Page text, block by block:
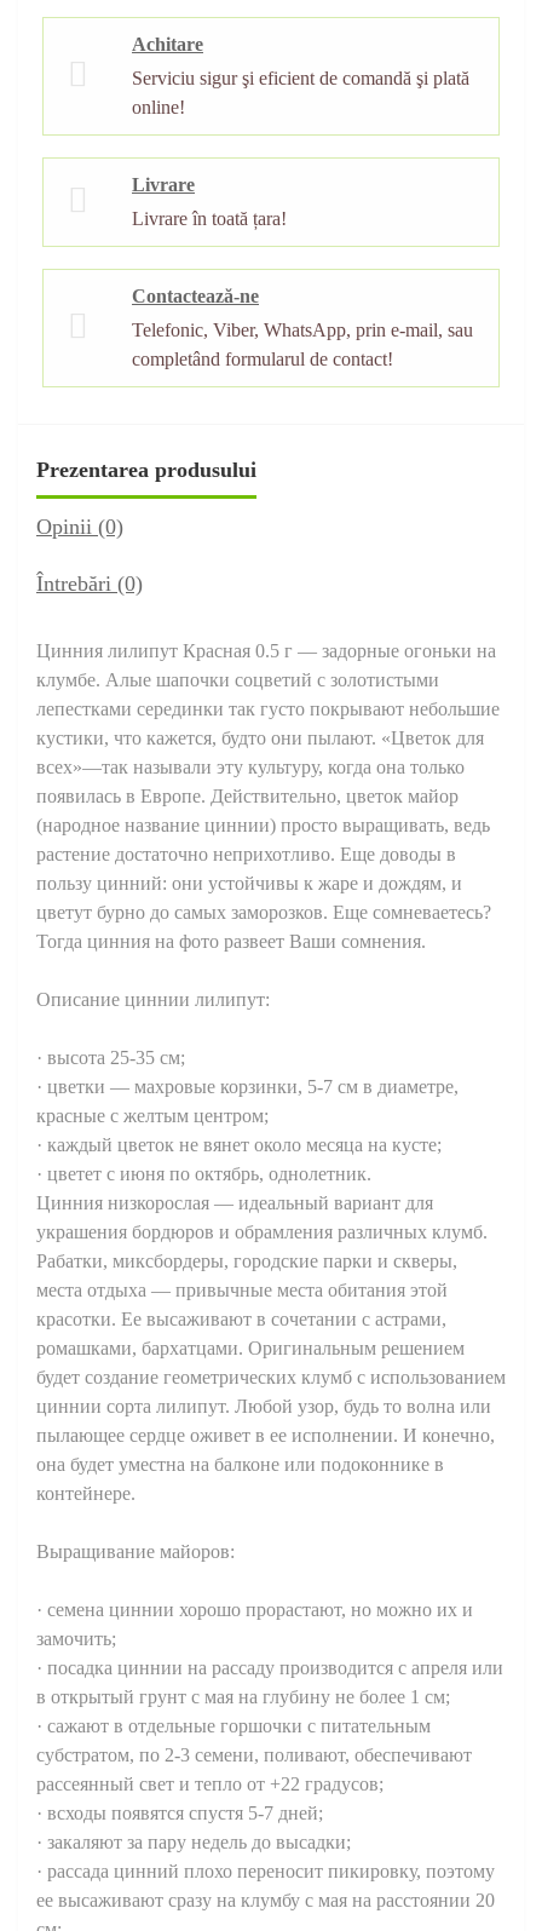
Achitare
Serviciu sigur şi eficient de comandă şi plată
online!
Livrare
Livrare în toată țara!
Contactează-ne
Telefonic, Viber, WhatsApp, prin e-mail, sau
completând formularul de contact!
Prezentarea produsului
Opinii (0)
Întrebări (0)
Цинния лилипут Красная 0.5 г — задорные огоньки на
клумбе. Алые шапочки соцветий с золотистыми
лепестками серединки так густо покрывают небольшие
кустики, что кажется, будто они пылают. «Цветок для
всех»—так называли эту культуру, когда она только
появилась в Европе. Действительно, цветок майор
(народное название циннии) просто выращивать, ведь
растение достаточно неприхотливо. Еще доводы в
пользу цинний: они устойчивы к жаре и дождям, и
цветут бурно до самых заморозков. Еще сомневаетесь?
Тогда цинния на фото развеет Ваши сомнения.
Описание циннии лилипут:
· высота 25-35 см;
· цветки — махровые корзинки, 5-7 см в диаметре,
красные с желтым центром;
· каждый цветок не вянет около месяца на кусте;
· цветет с июня по октябрь, однолетник.
Цинния низкорослая — идеальный вариант для
украшения бордюров и обрамления различных клумб.
Рабатки, миксбордеры, городские парки и скверы,
места отдыха — привычные места обитания этой
красотки. Ее высаживают в сочетании с астрами,
ромашками, бархатцами. Оригинальным решением
будет создание геометрических клумб с использованием
циннии сорта лилипут. Любой узор, будь то волна или
пылающее сердце оживет в ее исполнении. И конечно,
она будет уместна на балконе или подоконнике в
контейнере.
Выращивание майоров:
· семена циннии хорошо прорастают, но можно их и
замочить;
· посадка циннии на рассаду производится с апреля или
в открытый грунт с мая на глубину не более 1 см;
· сажают в отдельные горшочки с питательным
субстратом, по 2-3 семени, поливают, обеспечивают
рассеянный свет и тепло от +22 градусов;
· всходы появятся спустя 5-7 дней;
· закаляют за пару недель до высадки;
· рассада цинний плохо переносит пикировку, поэтому
ее высаживают сразу на клумбу с мая на расстоянии 20